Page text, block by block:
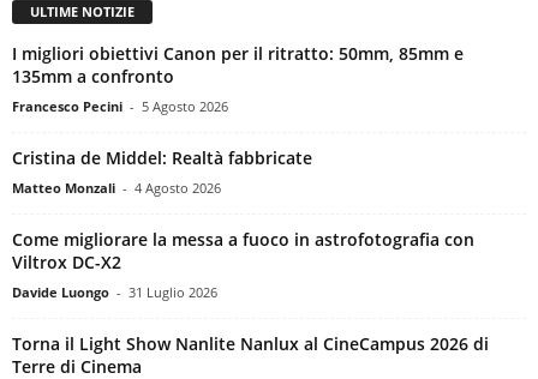
ULTIME NOTIZIE
I migliori obiettivi Canon per il ritratto: 50mm, 85mm e
135mm a confronto
Francesco Pecini - 5 Agosto 2026
Cristina de Middel: Realtà fabbricate
Matteo Monzali - 4 Agosto 2026
Come migliorare la messa a fuoco in astrofotografia con
Viltrox DC-X2
Davide Luongo - 31 Luglio 2026
Torna il Light Show Nanlite Nanlux al CineCampus 2026 di
Terre di Cinema